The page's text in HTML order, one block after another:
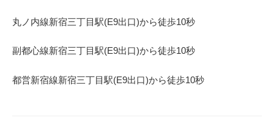
丸ノ内線新宿三丁目駅(E9出口)から徒歩10秒
副都心線新宿三丁目駅(E9出口)から徒歩10秒
都営新宿線新宿三丁目駅(E9出口)から徒歩10秒